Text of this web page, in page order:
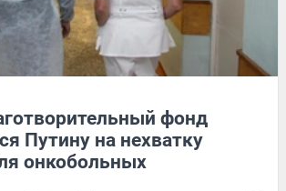
фонд
Путину на нехватку
онкобольных